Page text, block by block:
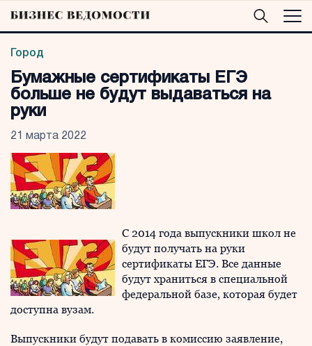
Город
Бумажные сертификаты ЕГЭ
больше не будут выдаваться на
руки
21 марта 2022
С 2014 года выпускники школ не
будут получать на руки
сертификаты ЕГЭ. Все данные
будут храниться в специальной
федеральной базе, которая будет
доступна вузам.
Выпускники будут подавать в комиссию заявление,